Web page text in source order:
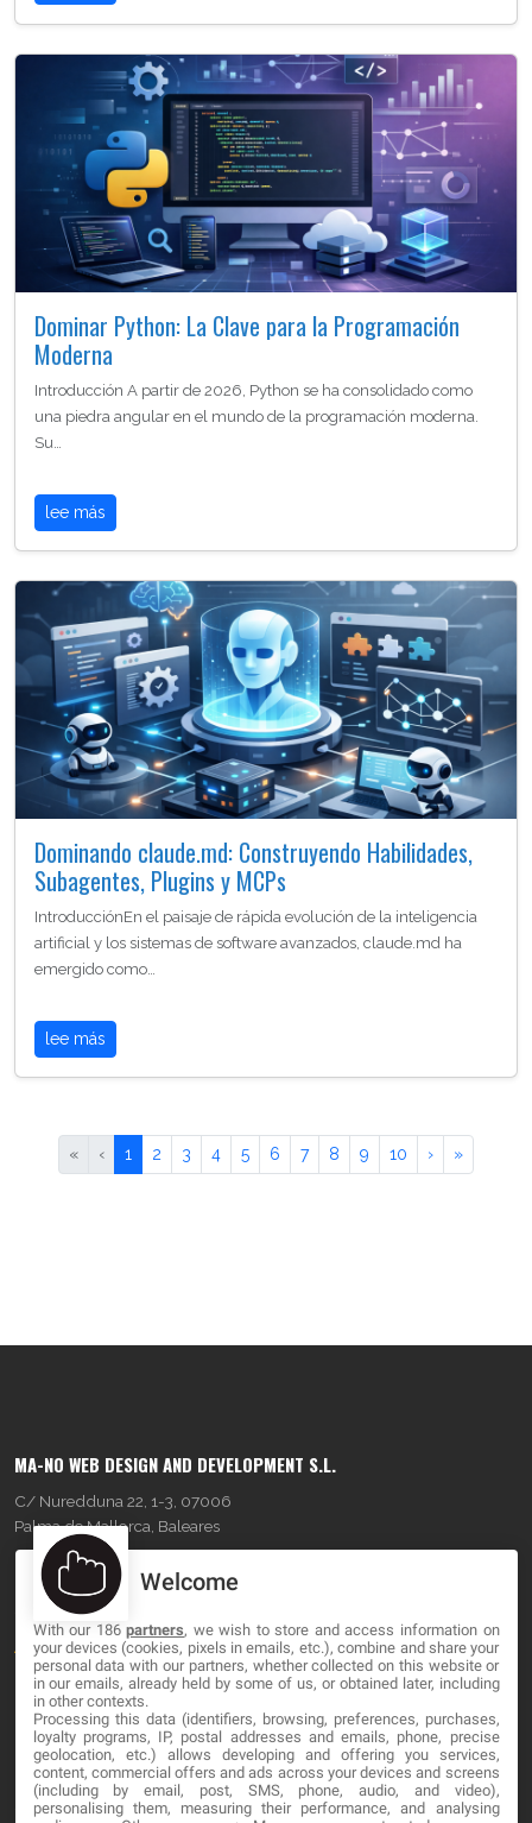
Dominar Python: La Clave para la Programación
Moderna
Introducción A partir de 2026, Python se ha consolidado como
una piedra angular en el mundo de la programación moderna.
Su…
lee más
Dominando claude.md: Construyendo Habilidades,
Subagentes, Plugins y MCPs
IntroducciónEn el paisaje de rápida evolución de la inteligencia
artificial y los sistemas de software avanzados, claude.md ha
emergido como…
lee más
« ‹ 1 2 3 4 5 6 7 8 9 10 › »
MA-NO WEB DESIGN AND DEVELOPMENT S.L.
C/ Nuredduna 22, 1-3, 07006
Palma de Mallorca, Baleares
OUR COMPANY
About
Blog
Contact
LEGAL
Welcome
With our 186partners, we wish to store and access information on
your devices (cookies, pixels in emails, etc.), combine and share your
personal data with our partners, whether collected on this website or
in our emails, already held by some of us, or obtained later, including
in other contexts.
Processing this data (identifiers, browsing, preferences, purchases,
loyalty programs, IP, postal addresses and emails, phone, precise
geolocation, etc.) allows developing and offering you services,
content, commercial offers and ads across your devices and screens
(including by email, post, SMS, phone, audio, and video),
personalising them, measuring their performance, and analysing